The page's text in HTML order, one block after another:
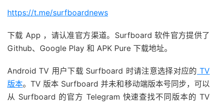
https://t.me/surfboardnews
下载 App ，请认准官方渠道。Surfboard 软件官方提供了
Github、Google Play 和 APK Pure 下载地址。
Android TV 用户下载 Surfboard 时请注意选择对应的 TV
版本。TV 版本 Surfboard 并未和移动端版本号同步，可以
从 Surfboard 的官方 Telegram 快速查找不同版本的 TV